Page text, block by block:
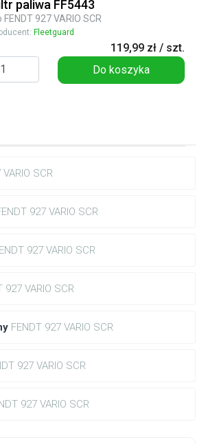
SCR
927 VARIO SCR
927 VARIO SCR
927 VARIO SCR
FENDT 927 VARIO SCR
927 VARIO SCR
927 VARIO SCR
paliwa FF5443
FENDT 927 VARIO SCR
Fleetguard
119,99 zł / szt.
Do koszyka